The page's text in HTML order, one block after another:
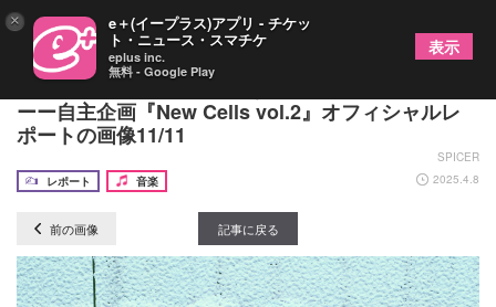
DNA GAINZ、東京で新たな始まりを高らかに宣誓
ーー自主企画『New Cells vol.2』オフィシャルレ
ポートの画像11/11
SPICER
レポート
音楽 2025.4.8
前の画像 記事に戻る
× e＋(イープラス)アプリ - チケッ
ト・ニュース・スマチケ
eplus inc.
無料 - Google Play
表示